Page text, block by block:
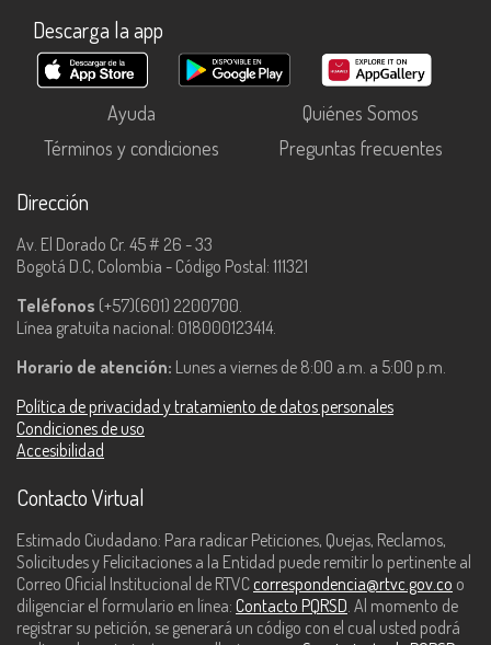
Descarga la app
Ayuda
Quiénes Somos
Términos y condiciones
Preguntas frecuentes
Dirección
Av. El Dorado Cr. 45 # 26 - 33
Bogotá D.C, Colombia - Código Postal: 111321
Teléfonos (+57)(601) 2200700.
Línea gratuita nacional: 018000123414.
Horario de atención: Lunes a viernes de 8:00 a.m. a 5:00 p.m.
Política de privacidad y tratamiento de datos personales
Condiciones de uso
Accesibilidad
Contacto Virtual
Estimado Ciudadano: Para radicar Peticiones, Quejas, Reclamos,
Solicitudes y Felicitaciones a la Entidad puede remitir lo pertinente al
Correo Oficial Institucional de RTVC correspondencia@rtvc.gov.co o
diligenciar el formulario en línea: Contacto PQRSD. Al momento de
registrar su petición, se generará un código con el cual usted podrá